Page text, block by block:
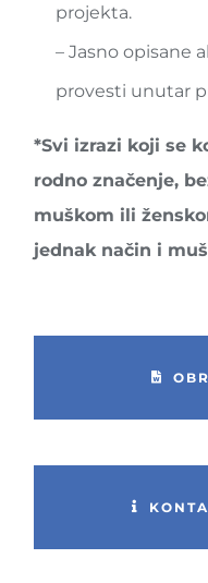
projekta.
– Jasno opisane
provesti unutar
*Svi izrazi koji se
rodno značenje,
muškom ili
jednak način i